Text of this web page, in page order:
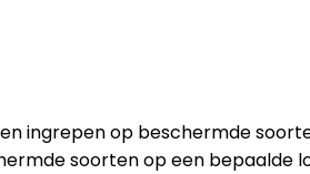
ingrepen op beschermde
soorten op een bepaalde